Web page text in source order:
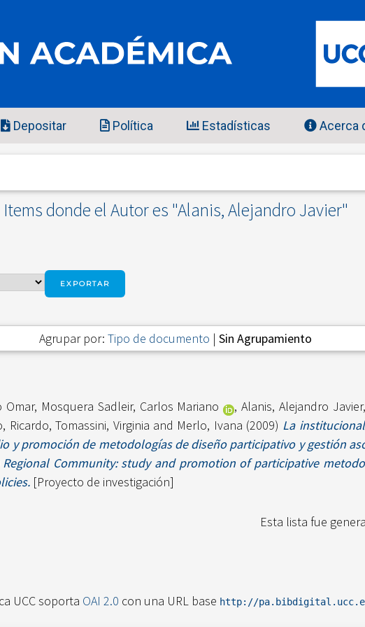
Depositar Política Estadísticas Acerca
Items donde el Autor es "Alanis, Alejandro Javier"
Agrupar por: Tipo de documento | Sin Agrupamiento
Omar, Mosquera Sadleir, Carlos Mariano ,Alanis, Alejandro Javier,
Ricardo,Tomassini, Virginia and Merlo, Ivana (2009) La
y promoción de metodologías de diseño participativo y gestión
Community: study and promotion of participative
[Proyecto de investigación]
Esta lista fue
UCC soporta OAI 2.0 con una URL base http://